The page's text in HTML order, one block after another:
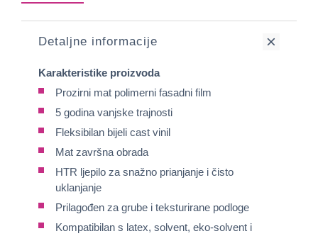
Detaljne informacije
Karakteristike proizvoda
Prozirni mat polimerni fasadni film
5 godina vanjske trajnosti
Fleksibilan bijeli cast vinil
Mat završna obrada
HTR ljepilo za snažno prianjanje i čisto
uklanjanje
Prilagođen za grube i teksturirane podloge
Kompatibilan s latex, solvent, eko-solvent i